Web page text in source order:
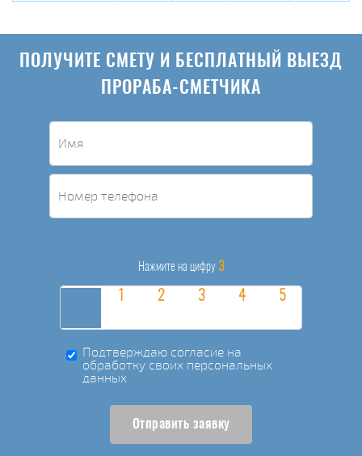
ПОЛУЧИТЕ СМЕТУ И БЕСПЛАТНЫЙ ВЫЕЗД
ПРОРАБА-СМЕТЧИКА
Нажмите на цифру 3
Подтверждаю согласие на
обработку своих персональных
данных
Отправить заявку